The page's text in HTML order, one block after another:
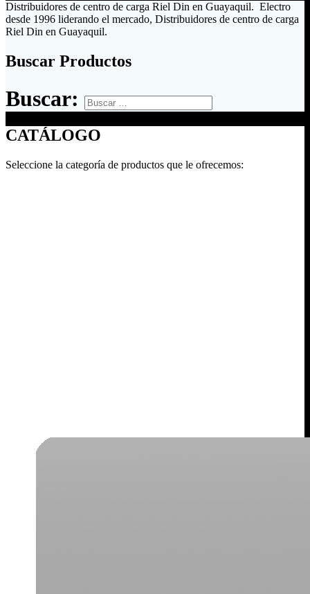
Distribuidores de centro de carga Riel Din en Guayaquil. Electro
desde 1996 liderando el mercado, Distribuidores de centro de carga
Riel Din en Guayaquil.
Buscar Productos
Buscar:
CATÁLOGO
Seleccione la categoría de productos que le ofrecemos: